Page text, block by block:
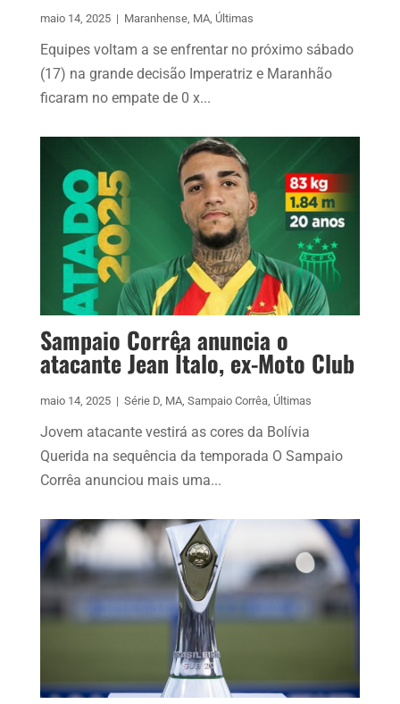
maio 14, 2025 | Maranhense, MA, Últimas
Equipes voltam a se enfrentar no próximo sábado
(17) na grande decisão Imperatriz e Maranhão
ficaram no empate de 0 x...
Sampaio Corrêa anuncia o
atacante Jean Ítalo, ex-Moto Club
maio 14, 2025 | Série D, MA, Sampaio Corrêa, Últimas
Jovem atacante vestirá as cores da Bolívia
Querida na sequência da temporada O Sampaio
Corrêa anunciou mais uma...